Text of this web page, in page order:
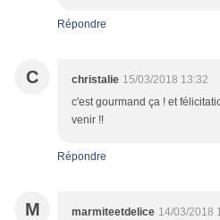
Répondre
C christalie 15/03/2018 13:32
c'est gourmand ça ! et
venir !!
Répondre
M marmiteetdelice 14/03/2018